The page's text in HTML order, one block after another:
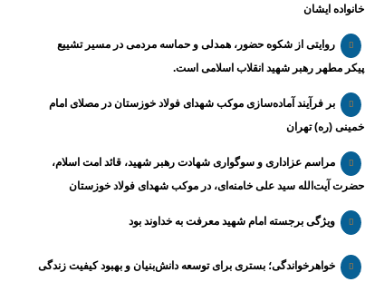
خانواده ایشان
روایتی از شکوه حضور، همدلی و حماسه مردمی در مسیر تشییع
پیکر مطهر رهبر شهید انقلاب اسلامی است.
بر فرآیند آماده‌سازی موکب شهدای فولاد خوزستان در مصلای امام
خمینی (ره) تهران
مراسم عزاداری و سوگواری شهادت رهبر شهید، قائد امت اسلام،
حضرت آیت‌الله سید علی خامنه‌ای، در موکب شهدای فولاد خوزستان
ویژگی برجسته امام شهید معرفت به خداوند بود
خواهرخواندگی؛ بستری برای توسعه دانش‌بنیان و بهبود کیفیت زندگی